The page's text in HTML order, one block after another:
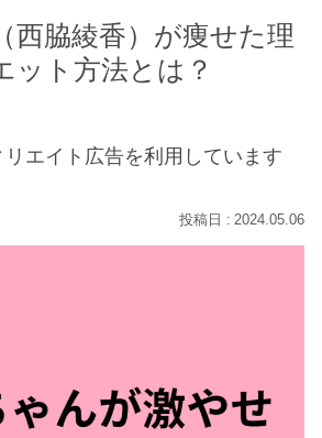
西脇綾香）が痩せた理
ット方法とは？
エイト広告を利用しています
2024.05.06